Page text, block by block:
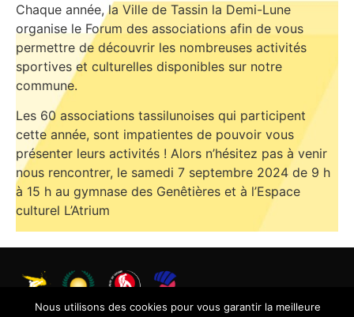
Chaque année, la Ville de Tassin la Demi-Lune
organise le Forum des associations afin de vous
permettre de découvrir les nombreuses activités
sportives et culturelles disponibles sur notre
commune.
Les 60 associations tassilunoises qui participent
cette année, sont impatientes de pouvoir vous
présenter leurs activités ! Alors n’hésitez pas à venir
nous rencontrer, le samedi 7 septembre 2024 de 9 h
à 15 h au gymnase des Genêtières et à l’Espace
culturel L’Atrium
Nous utilisons des cookies pour vous garantir la meilleure